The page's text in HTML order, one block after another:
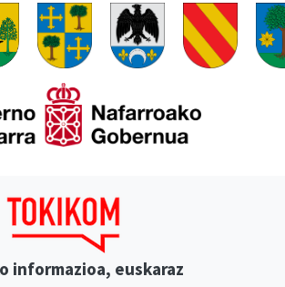
informazioa, euskaraz